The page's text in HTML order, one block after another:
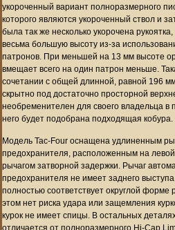
укороченный вариант полноразмерного
которого являются укороченный ствол и
была так же несколько укорочена
весьма большую высоту из-за
патронов. При меньшей на 13 мм высоте
вмещает всего на один патрон меньше.
сочетании с общей длинной, равной 196
скрытно под достаточно просторной
необременителен для своего владельца
него будет подобрана подходящая кобура.
Модель Tac-Four оснащена удлиненным
предохранителя, расположенным на
рычагом затворной задержки. Рычаг
предохранителя не имеет заднего
полностью соответствует округлой
этом нет риска удара или защемления
курок не имеет спицы. В остальных
отличается от полноразмерного Hi-Cap